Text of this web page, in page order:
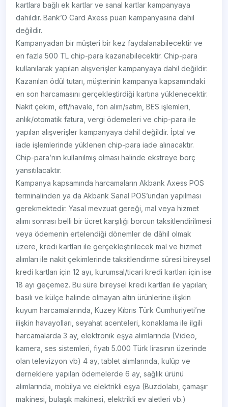
kartlara bağlı ek kartlar ve sanal kartlar kampanyaya
dahildir. Bank’O Card Axess puan kampanyasına dahil
değildir.
Kampanyadan bir müşteri bir kez faydalanabilecektir ve
en fazla 500 TL chip-para kazanabilecektir. Chip-para
kullanılarak yapılan alışverişler kampanyaya dahil değildir.
Kazanılan ödül tutarı, müşterinin kampanya kapsamındaki
en son harcamasını gerçekleştirdiği kartına yüklenecektir.
Nakit çekim, eft/havale, fon alım/satım, BES işlemleri,
anlık/otomatik fatura, vergi ödemeleri ve chip-para ile
yapılan alışverişler kampanyaya dahil değildir. İptal ve
iade işlemlerinde yüklenen chip-para iade alınacaktır.
Chip-para’nın kullanılmış olması halinde ekstreye borç
yansıtılacaktır.
Kampanya kapsamında harcamaların Akbank Axess POS
terminalinden ya da Akbank Sanal POS’undan yapılması
gerekmektedir. Yasal mevzuat gereği, mal veya hizmet
alımı sonrası belli bir ücret karşılığı borcun taksitlendirilmesi
veya ödemenin ertelendiği dönemler de dâhil olmak
üzere, kredi kartları ile gerçekleştirilecek mal ve hizmet
alımları ile nakit çekimlerinde taksitlendirme süresi bireysel
kredi kartları için 12 ayı, kurumsal/ticari kredi kartları için ise
18 ayı geçemez. Bu süre bireysel kredi kartları ile yapılan;
basılı ve külçe halinde olmayan altın ürünlerine ilişkin
kuyum harcamalarında, Kuzey Kıbrıs Türk Cumhuriyeti’ne
ilişkin havayolları, seyahat acenteleri, konaklama ile ilgili
harcamalarda 3 ay, elektronik eşya alımlarında (Video,
kamera, ses sistemleri, fiyatı 5.000 Türk lirasının üzerinde
olan televizyon vb) 4 ay, tablet alımlarında, kulüp ve
derneklere yapılan ödemelerde 6 ay, sağlık ürünü
alımlarında, mobilya ve elektrikli eşya (Buzdolabı, çamaşır
makinesi, bulaşık makinesi, elektrikli ev aletleri vb.)